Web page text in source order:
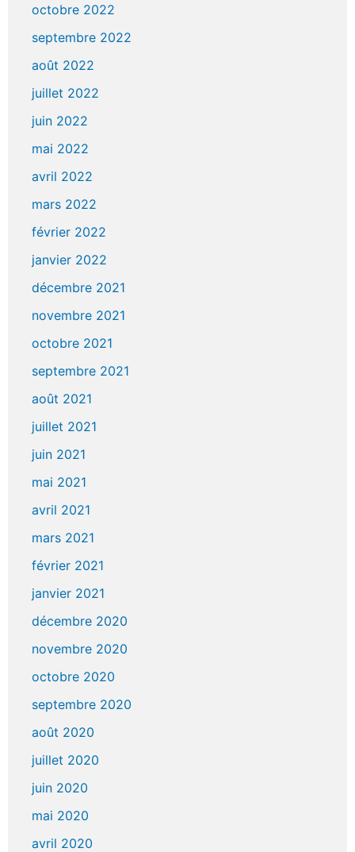
octobre 2022
septembre 2022
août 2022
juillet 2022
juin 2022
mai 2022
avril 2022
mars 2022
février 2022
janvier 2022
décembre 2021
novembre 2021
octobre 2021
septembre 2021
août 2021
juillet 2021
juin 2021
mai 2021
avril 2021
mars 2021
février 2021
janvier 2021
décembre 2020
novembre 2020
octobre 2020
septembre 2020
août 2020
juillet 2020
juin 2020
mai 2020
avril 2020